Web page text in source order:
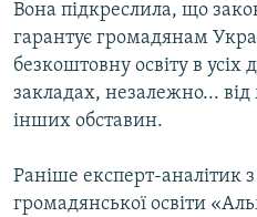
Вона підкреслила, що
гарантує громадянам
безкоштовну освіту в
закладах, незалежно...
інших обставин.
Раніше експерт-аналітик
громадянської освіти